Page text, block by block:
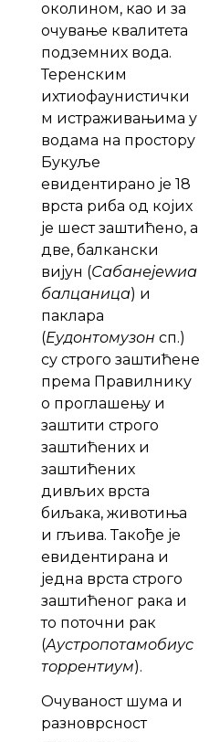
околином, као и за
очување квалитета
подземних вода.
Теренским
ихтиофаунистички
м истраживањима у
водама на простору
Букуље
евидентирано је 18
врста риба од којих
је шест заштићено, а
две, балкански
вијун (Сабанејеwиа
балцаница) и
паклара
(Еудонтомyзон сп.)
су строго заштићене
према Правилнику
о проглашењу и
заштити строго
заштићених и
заштићених
дивљих врста
биљака, животиња
и гљива. Такође је
евидентирана и
једна врста строго
заштићеног рака и
то поточни рак
(Аустропотамобиус
торрентиум).
Очуваност шума и
разноврсност